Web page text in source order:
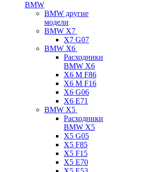
BMW
BMW другие
модели
BMW X7
X7 G07
BMW X6
Расходники
BMW X6
X6 M F86
X6 M F16
X6 G06
X6 E71
BMW X5
Расходники
BMW X5
X5 G05
X5 F85
X5 F15
X5 E70